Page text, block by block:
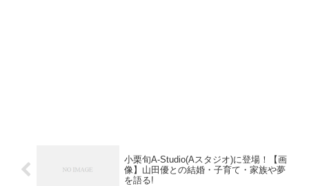
小栗旬A-Studio(Aスタジオ)に登場！【画
像】山田優との結婚・子育て・家族や夢
を語る!